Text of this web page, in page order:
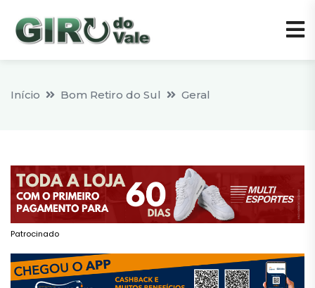
Início Bom Retiro do Sul Geral
Patrocinado